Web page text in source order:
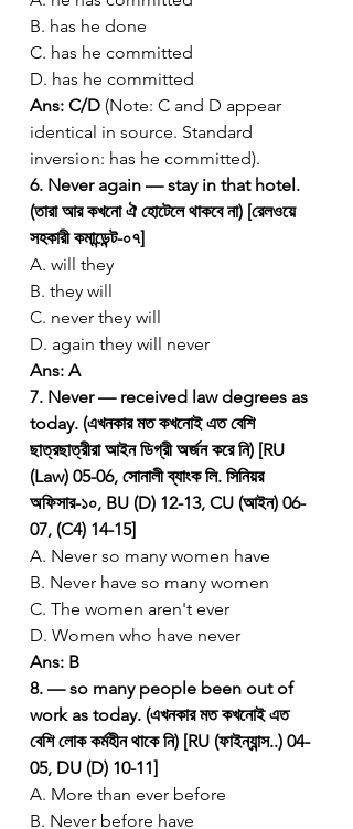
B. has he done
C. has he committed
D. has he committed
Ans: C/D (Note: C and D appear
identical in source. Standard
inversion: has he committed).
6. Never again — stay in that hotel.
(তারা আর কখনো ঐ হোটেলে থাকবে না) [রেলওয়ে
সহকারী কমান্ডেন্ট-০৭]
A. will they
B. they will
C. never they will
D. again they will never
Ans: A
7. Never — received law degrees as
today. (এখনকার মত কখনোই এত বেশি
ছাত্রছাত্রীরা আইন ডিগ্রী অর্জন করে নি) [RU
(Law) 05-06, সোনালী ব্যাংক লি. সিনিয়র
অফিসার-১০, BU (D) 12-13, CU (আইন) 06-
07, (C4) 14-15]
A. Never so many women have
B. Never have so many women
C. The women aren't ever
D. Women who have never
Ans: B
8. — so many people been out of
work as today. (এখনকার মত কখনোই এত
বেশি লোক কর্মহীন থাকে নি) [RU (ফাইন্যান্স..) 04-
05, DU (D) 10-11]
A. More than ever before
B. Never before have